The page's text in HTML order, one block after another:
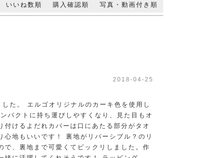
いいね数順 購入確認順 写真・動画付き順
2018-04-25
た。 エルゴオリジナルのカーキ色を使用し
パクトに持ち運びしやすくなり、見た目もオ
けるよだれカバーは口にあたる部分がタオ
地もいいです！ 裏地がリバーシブル？のリ
、裏地まで可愛くてビックリしました。作